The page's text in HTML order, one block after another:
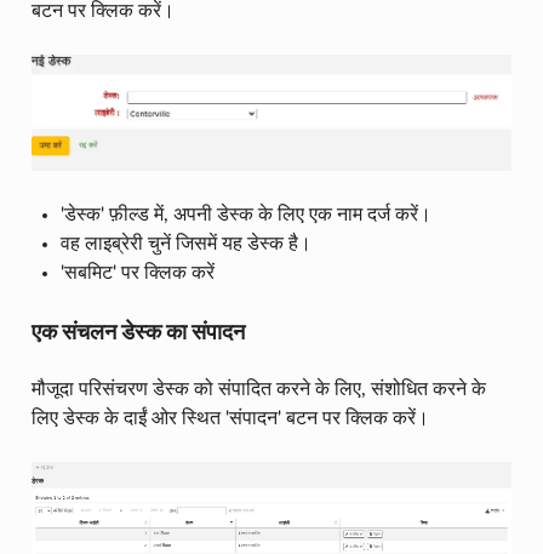
बटन पर क्लिक करें।
'डेस्क' फ़ील्ड में, अपनी डेस्क के लिए एक नाम दर्ज करें।
वह लाइब्रेरी चुनें जिसमें यह डेस्क है।
'सबमिट' पर क्लिक करें
एक संचलन डेस्क का संपादन
मौजूदा परिसंचरण डेस्क को संपादित करने के लिए, संशोधित करने के
लिए डेस्क के दाईं ओर स्थित 'संपादन' बटन पर क्लिक करें।